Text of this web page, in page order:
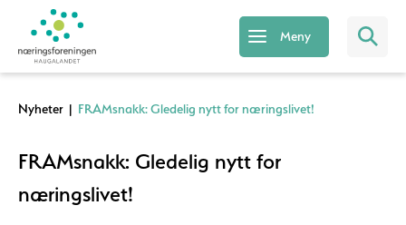
Meny
Nyheter | FRAMsnakk: Gledelig nytt for næringslivet!
FRAMsnakk: Gledelig nytt for
næringslivet!